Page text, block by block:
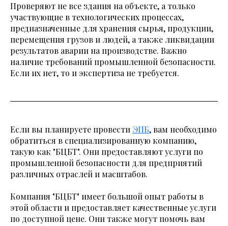
Проверяют не все здания на объекте, а только
участвующие в технологических процессах,
предназначенные для хранения сырья, продукции,
перемещения грузов и людей, а также ликвидации
результатов аварии на производстве. Важно
наличие требований промышленной безопасности.
Если их нет, то и экспертиза не требуется.
Если вы планируете провести ЭПБ, вам необходимо
обратиться в специализированную компанию,
такую как "БЦБТ". Они предоставляют услуги по
промышленной безопасности для предприятий
различных отраслей и масштабов.
Компания "БЦБТ" имеет большой опыт работы в
этой области и предоставляет качественные услуги
по доступной цене. Они также могут помочь вам